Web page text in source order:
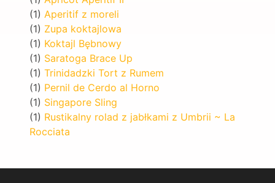
(1) Aperitif z moreli
(1) Zupa koktajlowa
(1) Koktajl Bębnowy
(1) Saratoga Brace Up
(1) Trinidadzki Tort z Rumem
(1) Pernil de Cerdo al Horno
(1) Singapore Sling
(1) Rustikalny rolad z jabłkami z Umbrii ~ La
Rocciata